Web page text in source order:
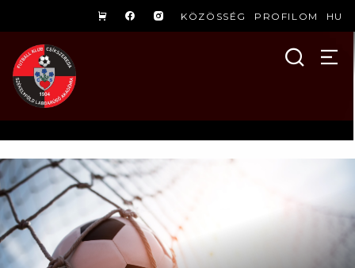
KÖZÖSSÉG PROFILOM HU